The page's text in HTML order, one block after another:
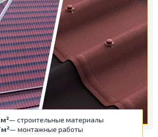
— строительные материалы
— монтажные работы